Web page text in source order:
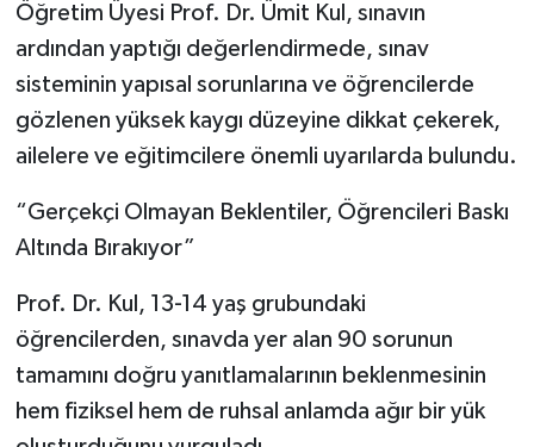
Öğretim Üyesi Prof. Dr. Ümit Kul, sınavın
ardından yaptığı değerlendirmede, sınav
sisteminin yapısal sorunlarına ve öğrencilerde
gözlenen yüksek kaygı düzeyine dikkat çekerek,
ailelere ve eğitimcilere önemli uyarılarda bulundu.
“Gerçekçi Olmayan Beklentiler, Öğrencileri Baskı
Altında Bırakıyor”
Prof. Dr. Kul, 13-14 yaş grubundaki
öğrencilerden, sınavda yer alan 90 sorunun
tamamını doğru yanıtlamalarının beklenmesinin
hem fiziksel hem de ruhsal anlamda ağır bir yük